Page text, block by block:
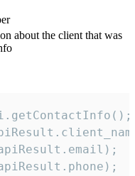
about the client that was